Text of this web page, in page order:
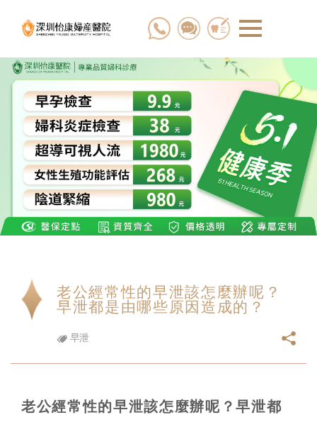
老公經常性的早泄該怎麼辦呢？
早泄都是由哪些原因造成的？
早泄
老公經常性的早泄該怎麼辦呢？早泄都